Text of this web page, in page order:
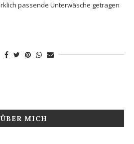
passende Unterwäsche getragen
ÜBER MICH